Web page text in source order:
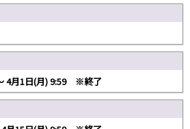
4月1日(月) 9:59 ※終了